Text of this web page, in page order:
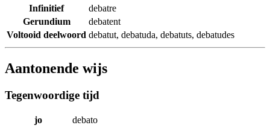
Infinitief
debatre
Gerundium
debatent
Voltooid deelwoord debatut, debatuda, debatuts, debatudes
Aantonende wijs
Tegenwoordige tijd
jo
debato